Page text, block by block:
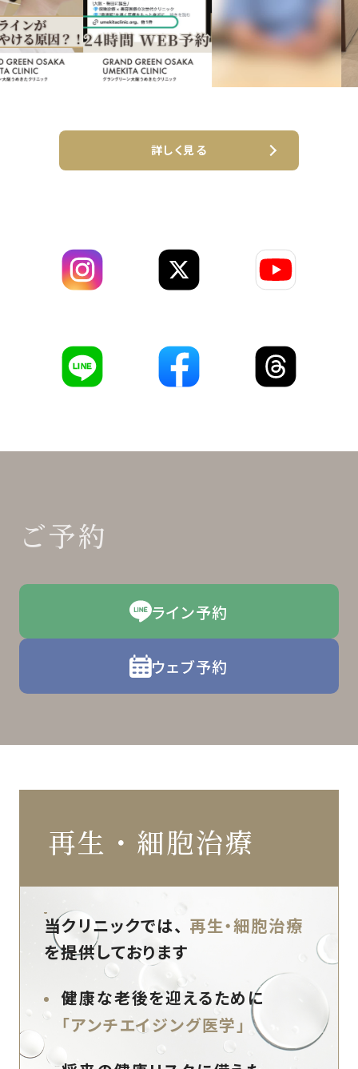
詳しく見る
LINE
ご予約
ライン予約
ウェブ予約
再生・細胞治療
当クリニックでは、 再生・細胞治療
を提供しております
健康な老後を迎えるために
「アンチエイジング医学」